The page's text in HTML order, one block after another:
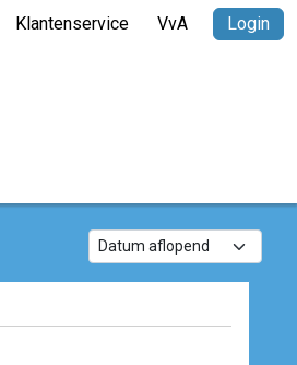
Klantenservice VvA Login